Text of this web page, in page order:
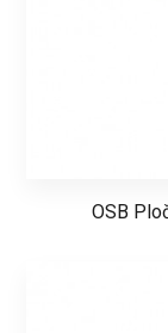
OSB